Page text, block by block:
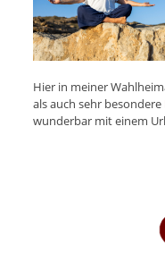
Hier in meiner
als auch sehr besondere
wunderbar mit einem